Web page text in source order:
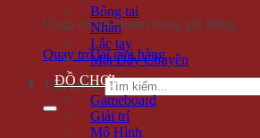
Chưa có sản phẩm trong giỏ hàng.
Quay trở lại cửa hàng
Tìm kiếm:
Bông tai
Nhẫn
Lắc tay
Mặt Dây Chuyền
ĐỒ CHƠI
Gameboard
Giải trí
Mô Hình